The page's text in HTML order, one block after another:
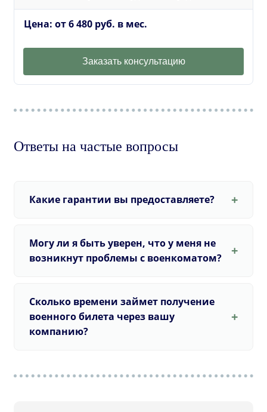
Цена: от 6 480 руб. в мес.
Заказать консультацию
Ответы на частые вопросы
Какие гарантии вы предоставляете?
Могу ли я быть уверен, что у меня не
возникнут проблемы с военкоматом?
Сколько времени займет получение
военного билета через вашу
компанию?